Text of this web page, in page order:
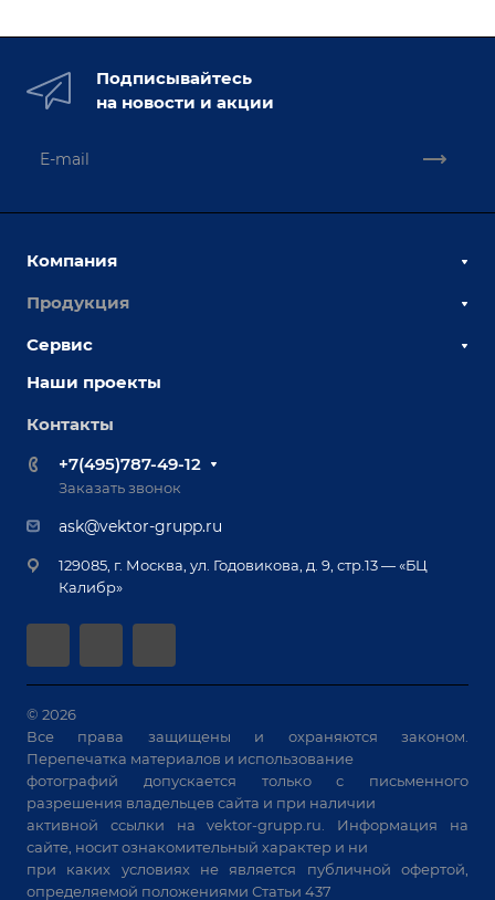
Подписывайтесь
на новости и акции
Компания
О компании
Выставки и мероприятия
Вопрос ответ
Реквизиты
Документы
Продукция
Сборочно-сварочные столы
Оснастка для сварочных столов
Оборудование для приварки крепежа
Приварной крепеж
Специализированные решения для сварки
Позиционеры и вращатели
Машины контактной сварки
Универсальные зажимы
Системы аспирации
Станки лазерной резки
Решения для учебных заведений
Сервис
Сервисное обслуживание
Обучение
Лизинг
Гарантия
автоматизации
Наши проекты
Контакты
+7(495)787-49-12
Заказать звонок
ask@vektor-grupp.ru
129085, г. Москва, ул. Годовикова, д. 9, стр.13 — «БЦ
Калибр»
© 2026
Все права защищены и охраняются законом.
Перепечатка материалов и использование
фотографий допускается только с письменного
разрешения владельцев сайта и при наличии
активной ссылки наvektor-grupp.ru . Информация на
сайте, носит ознакомительный характер и ни
при каких условиях не является публичной офертой,
определяемой положениями Статьи 437